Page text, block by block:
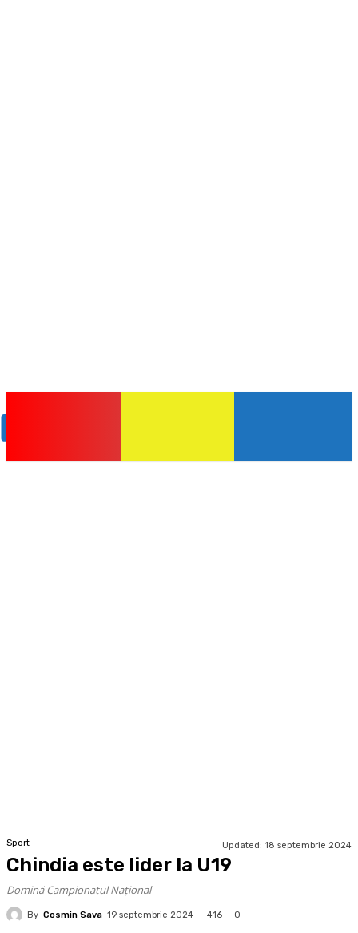
Sport Updated: 18 septembrie 2024
Chindia este lider la U19
Domină Campionatul Național
By Cosmin Sava 19 septembrie 2024 416 0